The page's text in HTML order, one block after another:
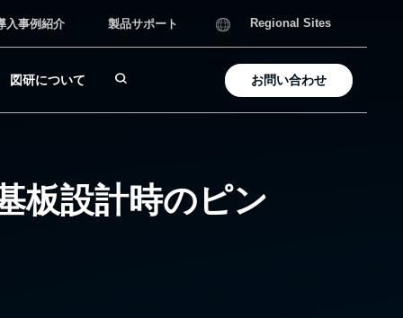
入事例紹介 製品サポート Regional Sites
図研について お問い合わせ
板設計時のピン